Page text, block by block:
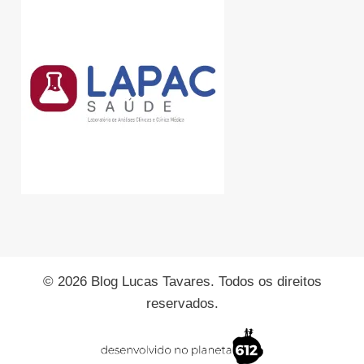
© 2026 Blog Lucas Tavares. Todos os direitos
reservados.